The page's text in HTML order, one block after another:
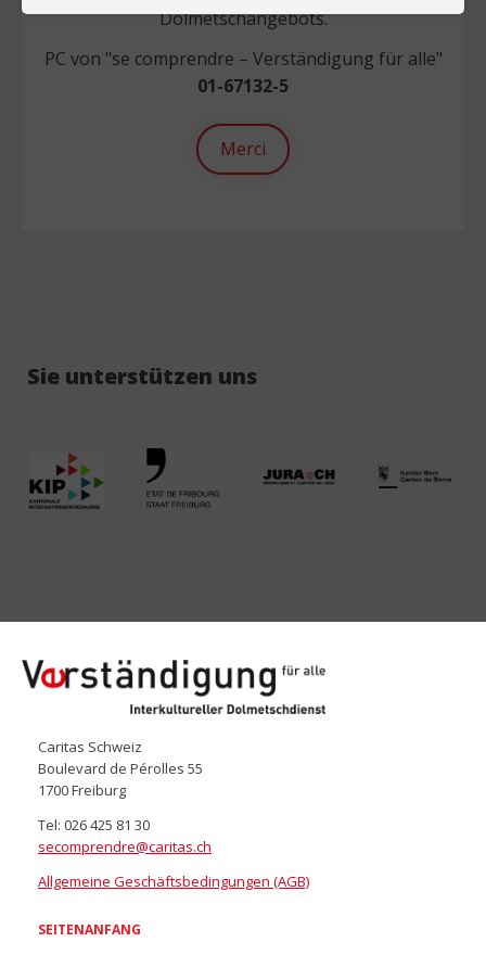
Dolmetschangebots.
PC von "se comprendre – Verständigung für alle"
01-67132-5
Merci
Sie unterstützen uns
Caritas Schweiz
Boulevard de Pérolles 55
1700 Freiburg
Tel: 026 425 81 30
secomprendre@caritas.ch
Allgemeine Geschäftsbedingungen (AGB)
SEITENANFANG